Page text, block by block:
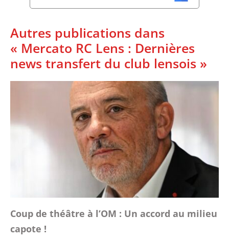
Autres publications dans
« Mercato RC Lens : Dernières
news transfert du club lensois »
Coup de théâtre à l’OM : Un accord au milieu
capote !